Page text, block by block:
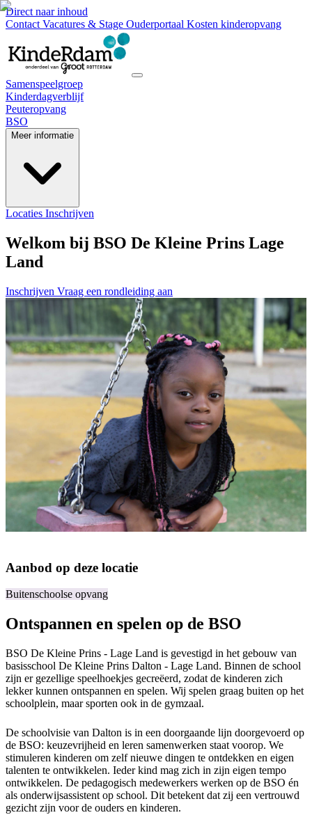
Direct naar inhoud
Contact Vacatures & Stage Ouderportaal Kosten kinderopvang
Samenspeelgroep
Kinderdagverblijf
Peuteropvang
BSO
Meer informatie
Locaties Inschrijven
Welkom bij BSO De Kleine Prins Lage
Land
Inschrijven Vraag een rondleiding aan
Aanbod op deze locatie
Buitenschoolse opvang
Ontspannen en spelen op de BSO
BSO De Kleine Prins - Lage Land is gevestigd in het gebouw van
basisschool De Kleine Prins Dalton - Lage Land. Binnen de school
zijn er gezellige speelhoekjes gecreëerd, zodat de kinderen zich
lekker kunnen ontspannen en spelen. Wij spelen graag buiten op het
schoolplein, maar sporten ook in de gymzaal.
De schoolvisie van Dalton is in een doorgaande lijn doorgevoerd op
de BSO: keuzevrijheid en leren samenwerken staat voorop. We
stimuleren kinderen om zelf nieuwe dingen te ontdekken en eigen
talenten te ontwikkelen. Ieder kind mag zich in zijn eigen tempo
ontwikkelen. De pedagogisch medewerkers werken op de BSO én
als onderwijsassistent op school. Dit betekent dat zij een vertrouwd
gezicht zijn voor de ouders en kinderen.